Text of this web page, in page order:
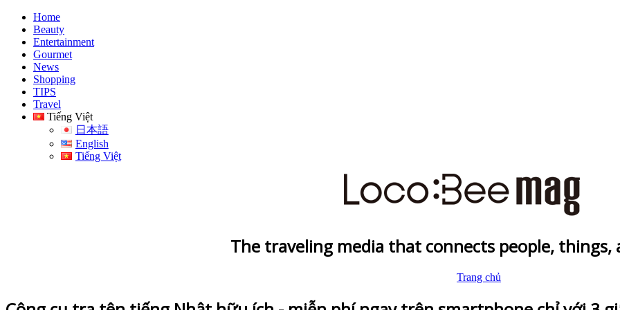
Home
Beauty
Entertainment
Gourmet
News
Shopping
TIPS
Travel
Tiếng Việt
日本語
English
Tiếng Việt
The traveling media that connects people, things,
Trang chủ